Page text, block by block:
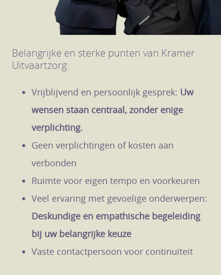
Belangrijke en sterke punten van Kramer
Uitvaartzorg:
Vrijblijvend en persoonlijk gesprek: Uw
wensen staan centraal, zonder enige
verplichting.
Geen verplichtingen of kosten aan
verbonden
Ruimte voor eigen tempo en voorkeuren
Veel ervaring met gevoelige onderwerpen:
Deskundige en empathische begeleiding
bij uw belangrijke keuze
Vaste contactpersoon voor continuïteit